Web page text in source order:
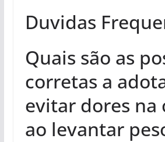
Duvidas
Quais são as
corretas a
evitar dores na
ao levantar